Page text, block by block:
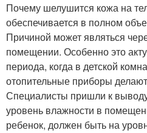
Почему шелушится кожа на
обеспечивается в полном
Причиной может являться
помещении. Особенно это
периода, когда в детской
отопительные приборы
Специалисты пришли к
уровень влажности в
ребенок, должен быть на